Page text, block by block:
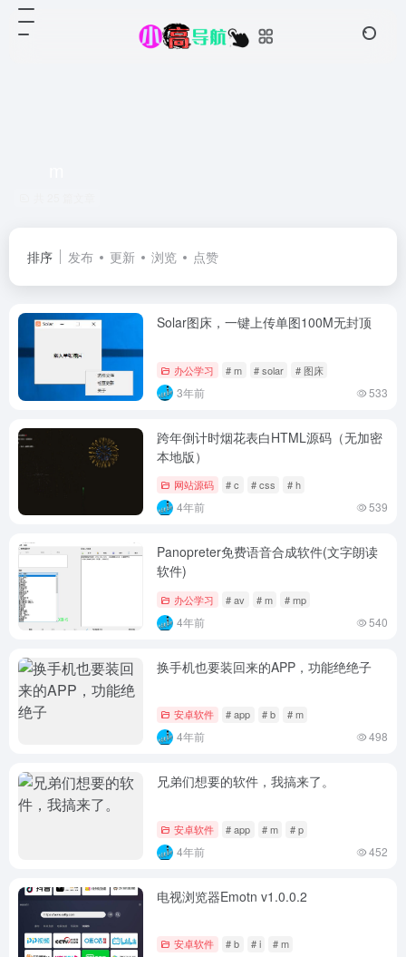
排序 发布 更新 浏览 点赞
Solar图床，一键上传单图100M无封顶
办公学习 # m # solar # 图床
3年前 533
跨年倒计时烟花表白HTML源码（无加密
本地版）
网站源码 # c # css # h
4年前 539
Panopreter免费语音合成软件(文字朗读
软件)
办公学习 # av # m # mp
4年前 540
换手机也要装回来的APP，功能绝绝子
安卓软件 # app # b # m
4年前 498
兄弟们想要的软件，我搞来了。
安卓软件 # app # m # p
4年前 452
电视浏览器Emotn v1.0.0.2
安卓软件 # b # i # m